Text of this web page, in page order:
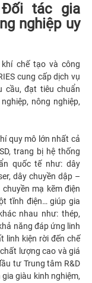
Đối tác gia
nghiệp uy
chế tạo và công
cung cấp dịch vụ
cầu, đạt tiêu chuẩn
nông nghiệp,
quy mô lớn nhất cả
trang bị hệ thống
quốc tế như: dây
dây chuyền dập –
mạ kẽm điện
tĩnh điện… giúp gia
nhau như: thép,
năng đáp ứng linh
linh kiện rời đến chế
lượng cao và giá
tư Trung tâm R&D
giàu kinh nghiệm,